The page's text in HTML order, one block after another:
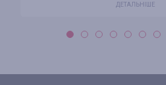
ДЕТАЛЬНІШЕ